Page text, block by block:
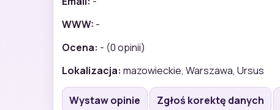
WWW: -
Ocena: - (0 opinii)
Lokalizacja: mazowieckie, Warszawa, Ursus
Wystaw opinie Zgłoś korektę danych